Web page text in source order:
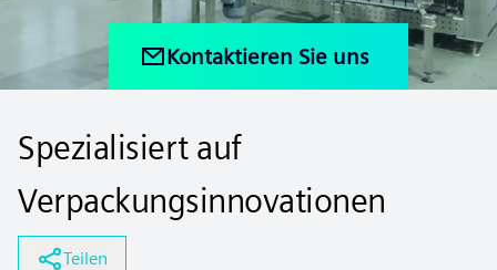
Kontaktieren Sie uns
Spezialisiert auf
Verpackungsinnovationen
Teilen